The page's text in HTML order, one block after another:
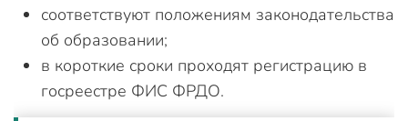
соответствуют положениям законодательства
об образовании;
в короткие сроки проходят регистрацию в
госреестре ФИС ФРДО.